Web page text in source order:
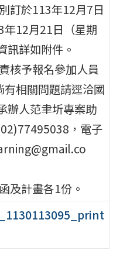
訂於113年12月7日
年12月21日（星期
訊詳如附件。
核予報名參加人員
相關問題請逕洽國
辦人范聿圻專案助
，電子
及計畫各1份。